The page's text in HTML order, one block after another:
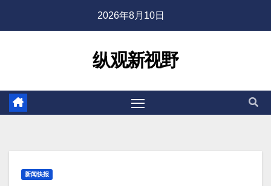
2026年8月10日
纵观新视野
新闻快报